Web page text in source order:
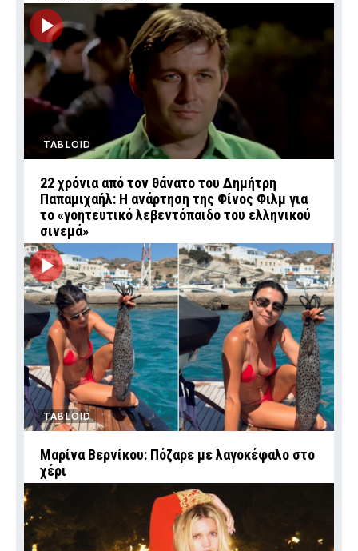
TABLOID
22 χρόνια από τον θάνατο του Δημήτρη
Παπαμιχαήλ: Η ανάρτηση της Φίνος Φιλμ για
το «γοητευτικό λεβεντόπαιδο του ελληνικού
σινεμά»
TABLOID
Μαρίνα Βερνίκου: Πόζαρε με λαγοκέφαλο στο
χέρι